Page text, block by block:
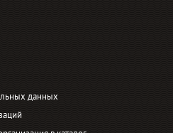
данных